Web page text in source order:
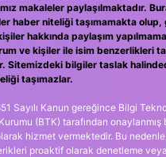
makaleler paylaşılmaktadır.
haber niteliği taşımamakta olup,
hakkında paylaşım
ve kişiler ile isim benzerlikleri
Sitemizdeki bilgiler taslak
taşımazlar.
Sayılı Kanun gereğince Bilgi
(BTK) tarafından onaylanmış
hizmet vermektedir. Bu
proaktif olarak denetleme veya